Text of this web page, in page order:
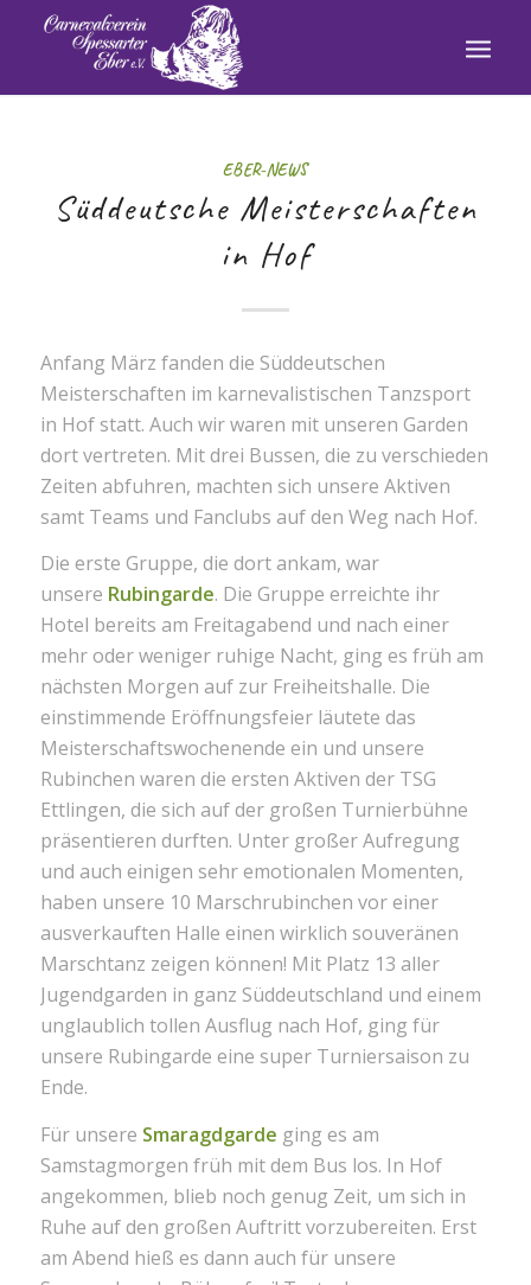
EBER-NEWS
Süddeutsche Meisterschaften
in Hof
Anfang März fanden die Süddeutschen
Meisterschaften im karnevalistischen Tanzsport
in Hof statt. Auch wir waren mit unseren Garden
dort vertreten. Mit drei Bussen, die zu verschieden
Zeiten abfuhren, machten sich unsere Aktiven
samt Teams und Fanclubs auf den Weg nach Hof.
Die erste Gruppe, die dort ankam, war
unsere Rubingarde. Die Gruppe erreichte ihr
Hotel bereits am Freitagabend und nach einer
mehr oder weniger ruhige Nacht, ging es früh am
nächsten Morgen auf zur Freiheitshalle. Die
einstimmende Eröffnungsfeier läutete das
Meisterschaftswochenende ein und unsere
Rubinchen waren die ersten Aktiven der TSG
Ettlingen, die sich auf der großen Turnierbühne
präsentieren durften. Unter großer Aufregung
und auch einigen sehr emotionalen Momenten,
haben unsere 10 Marschrubinchen vor einer
ausverkauften Halle einen wirklich souveränen
Marschtanz zeigen können! Mit Platz 13 aller
Jugendgarden in ganz Süddeutschland und einem
unglaublich tollen Ausflug nach Hof, ging für
unsere Rubingarde eine super Turniersaison zu
Ende.
Für unsere Smaragdgarde ging es am
Samstagmorgen früh mit dem Bus los. In Hof
angekommen, blieb noch genug Zeit, um sich in
Ruhe auf den großen Auftritt vorzubereiten. Erst
am Abend hieß es dann auch für unsere